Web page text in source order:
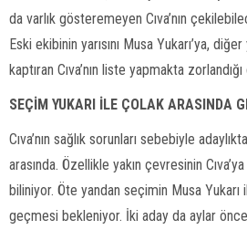
da varlık gösteremeyen Cıva’nın
Eski ekibinin yarısını Musa Yukarı’ya, diğer
kaptıran Cıva’nın liste yapmakta
SEÇİM YUKARI İLE ÇOLAK ARASINDA
Cıva’nın sağlık sorunları sebebiyle
arasında. Özellikle yakın çevresinin
biliniyor. Öte yandan seçimin Musa Yukarı
geçmesi bekleniyor. İki aday da aylar